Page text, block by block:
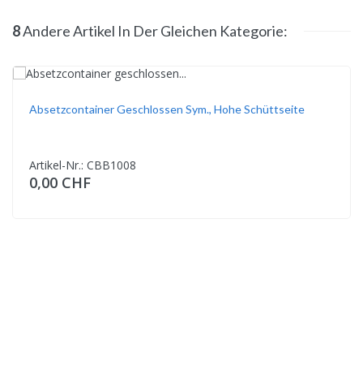
8Andere Artikel In Der Gleichen Kategorie:
Absetzcontainer Geschlossen Sym., Hohe Schüttseite
Artikel-Nr.: CBB1008
0,00 CHF